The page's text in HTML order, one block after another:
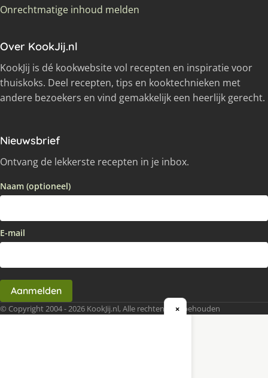
Onrechtmatige inhoud melden
Over KookJij.nl
KookJij is dé kookwebsite vol recepten en inspiratie voor
thuiskoks. Deel recepten, tips en kooktechnieken met
andere bezoekers en vind gemakkelijk een heerlijk gerecht.
Nieuwsbrief
Ontvang de lekkerste recepten in je inbox.
Naam (optioneel)
E-mail
Aanmelden
© Copyright 2004 - 2026 KookJij.nl, Alle rechten voorbehouden
×